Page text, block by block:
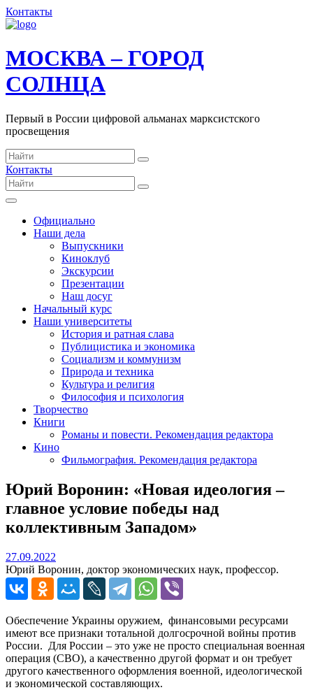
Контакты
МОСКВА – ГОРОД
СОЛНЦА
Первый в России цифровой альманах марксистского
просвещения
Контакты
Официально
Наши дела
Выпускники
Киноклуб
Экскурсии
Презентации
Наш досуг
Начальный курс
Наши университеты
История и ратная слава
Публицистика и экономика
Социализм и коммунизм
Природа и техника
Культура и религия
Философия и психология
Творчество
Книги
Романы и повести. Рекомендация редактора
Кино
Фильмография. Рекомендация редактора
Юрий Воронин: «Новая идеология –
главное условие победы над
коллективным Западом»
27.09.2022
Юрий Воронин, доктор экономических наук, профессор.
Обеспечение Украины оружием, финансовыми ресурсами
имеют все признаки тотальной долгосрочной войны против
России. Для России – это уже не просто специальная военная
операция (СВО), а качественно другой формат и он требует
другого качественного оформления военной, идеологической
и экономической составляющих.